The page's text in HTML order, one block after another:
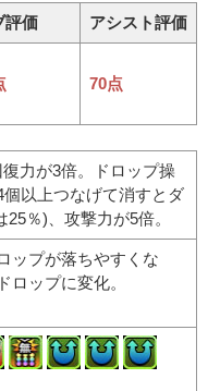
評価 アシスト評価
70点
力が3倍。ドロップ操
以上つなげて消すとダ
％)、攻撃力が5倍。
ップが落ちやすくな
ロップに変化。